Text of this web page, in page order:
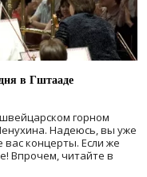
в Гштааде
горном
Надеюсь, вы уже
концерты. Если же
Впрочем, читайте в